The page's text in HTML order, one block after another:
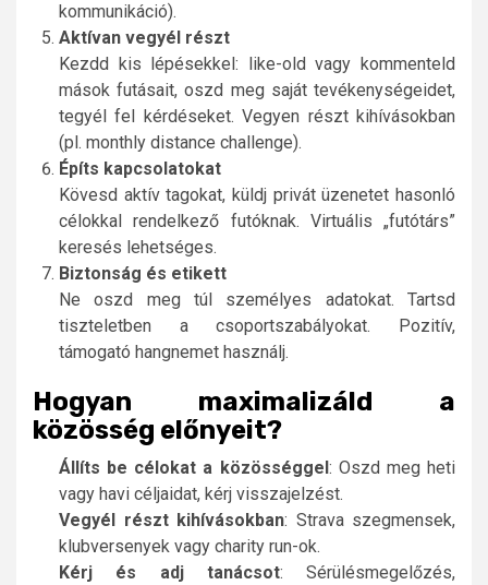
kommunikáció).
Aktívan vegyél részt
Kezdd kis lépésekkel: like-old vagy kommenteld
mások futásait, oszd meg saját tevékenységeidet,
tegyél fel kérdéseket. Vegyen részt kihívásokban
(pl. monthly distance challenge).
Építs kapcsolatokat
Kövesd aktív tagokat, küldj privát üzenetet hasonló
célokkal rendelkező futóknak. Virtuális „futótárs”
keresés lehetséges.
Biztonság és etikett
Ne oszd meg túl személyes adatokat. Tartsd
tiszteletben a csoportszabályokat. Pozitív,
támogató hangnemet használj.
Hogyan maximalizáld a
közösség előnyeit?
Állíts be célokat a közösséggel: Oszd meg heti
vagy havi céljaidat, kérj visszajelzést.
Vegyél részt kihívásokban: Strava szegmensek,
klubversenyek vagy charity run-ok.
Kérj és adj tanácsot: Sérülésmegelőzés,